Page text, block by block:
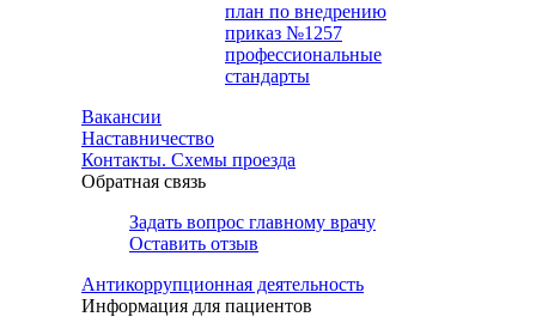
план по внедрению
приказ №1257
профессиональные
стандарты
Вакансии
Наставничество
Контакты. Схемы проезда
Обратная связь
Задать вопрос главному врачу
Оставить отзыв
Антикоррупционная деятельность
Информация для пациентов